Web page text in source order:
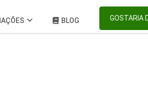
BLOG GOSTARIA